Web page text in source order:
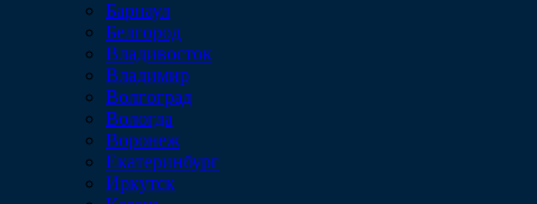
Барнаул
Белгород
Владивосток
Владимир
Волгоград
Вологда
Воронеж
Екатеринбург
Иркутск